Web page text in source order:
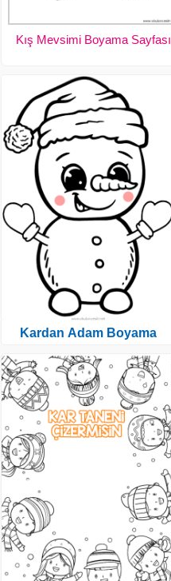
Kış Mevsimi Boyama Sayfası
Kardan Adam Boyama